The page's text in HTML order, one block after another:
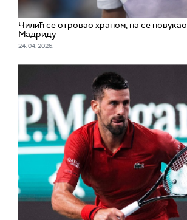
Чилић се отровао храном, па се
Мадриду
24. 04. 2026.